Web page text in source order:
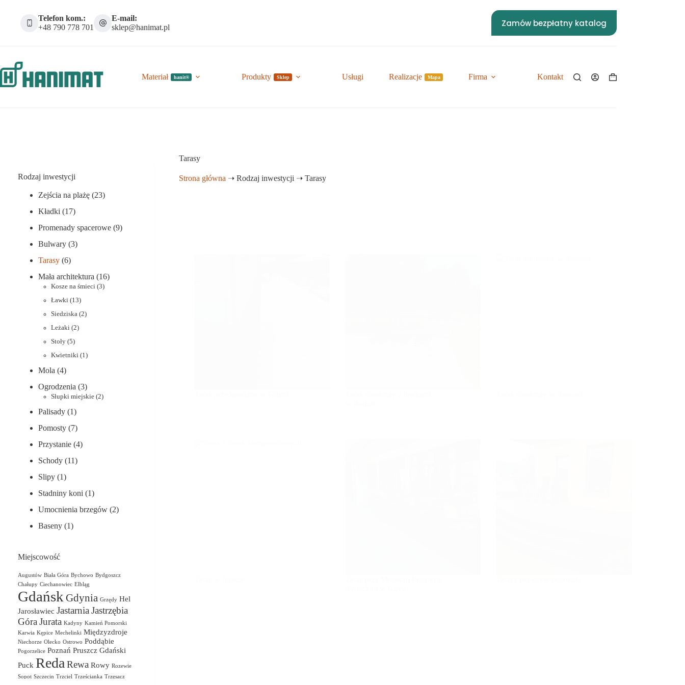
Telefon kom.:
+48 790 778 701
E-mail:
sklep@hanimat.pl
Zamów bezpłatny katalog
Materiał hanit® Produkty Sklep Usługi Realizacje Mapa Firma Kontakt Do pobrania
Koszyk
Tarasy
Strona główna ➝ Rodzaj inwestycji ➝ Tarasy
Rodzaj inwestycji
Zejścia na plażę (23)
Kładki (17)
Promenady spacerowe (9)
Bulwary (3)
Tarasy (6)
Mała architektura (16)
Kosze na śmieci (3)
Ławki (13)
Siedziska (2)
Leżaki (2)
Stoły (5)
Kwietniki (1)
Mola (4)
Ogrodzenia (3)
Słupki miejskie (2)
Palisady (1)
Pomosty (7)
Przystanie (4)
Schody (11)
Slipy (1)
Stadniny koni (1)
Umocnienia brzegów (2)
Baseny (1)
Miejscowość
Augustów Biała Góra Bychowo Bydgoszcz
Chałupy Ciechanowiec Elbląg
Gdańsk Gdynia Grzędy Hel
Jarosławiec Jastarnia Jastrzębia
Góra Jurata Kadyny Kamień Pomorski
Karwia Kępice Mechelinki Międzyzdroje
Niechorze Olecko Ostrowo Poddąbie
Pogorzelice Poznań Pruszcz Gdański
Puck Reda Rewa Rowy Rozewie
Sopot Szczecin Trzciel Trześcianka Trzęsacz